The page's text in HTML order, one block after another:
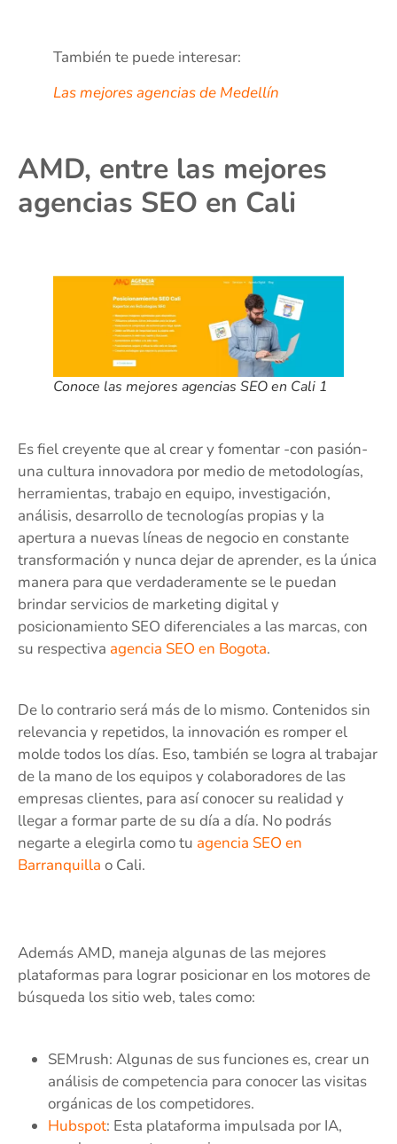
También te puede interesar:
Las mejores agencias de Medellín
AMD, entre las mejores
agencias SEO en Cali
Conoce las mejores agencias SEO en Cali 1
Es fiel creyente que al crear y fomentar -con pasión-
una cultura innovadora por medio de metodologías,
herramientas, trabajo en equipo, investigación,
análisis, desarrollo de tecnologías propias y la
apertura a nuevas líneas de negocio en constante
transformación y nunca dejar de aprender, es la única
manera para que verdaderamente se le puedan
brindar servicios de marketing digital y
posicionamiento SEO diferenciales a las marcas, con
su respectiva agencia SEO en Bogota.
De lo contrario será más de lo mismo. Contenidos sin
relevancia y repetidos, la innovación es romper el
molde todos los días. Eso, también se logra al trabajar
de la mano de los equipos y colaboradores de las
empresas clientes, para así conocer su realidad y
llegar a formar parte de su día a día. No podrás
negarte a elegirla como tu agencia SEO en
Barranquilla o Cali.
Además AMD, maneja algunas de las mejores
plataformas para lograr posicionar en los motores de
búsqueda los sitio web, tales como:
SEMrush: Algunas de sus funciones es, crear un
análisis de competencia para conocer las visitas
orgánicas de los competidores.
Hubspot: Esta plataforma impulsada por IA,